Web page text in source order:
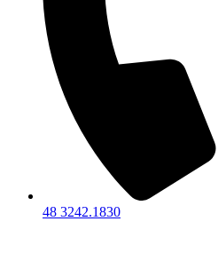
48 3242.1830